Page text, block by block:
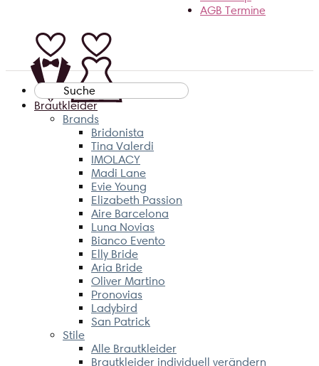
AGB Termine
Suche
nach:
Brautkleider
Brands
Bridonista
Tina Valerdi
IMOLACY
Madi Lane
Evie Young
Elizabeth Passion
Aire Barcelona
Luna Novias
Bianco Evento
Elly Bride
Aria Bride
Oliver Martino
Pronovias
Ladybird
San Patrick
Stile
Alle Brautkleider
Brautkleider individuell verändern